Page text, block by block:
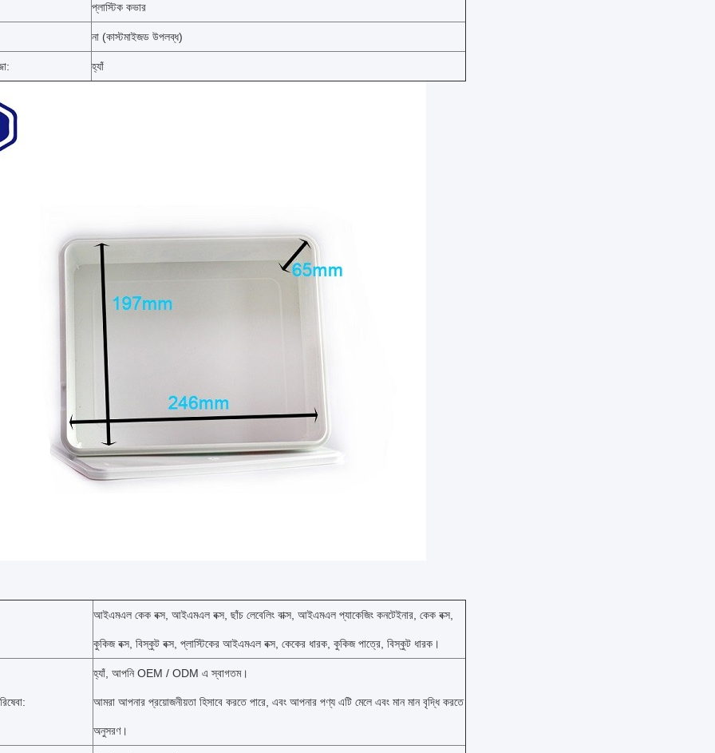
প্লাস্টিক কভার
না (কাস্টমাইজড উপলব্ধ)
হ্যাঁ
আইএমএল কেক বক্স, আইএমএল বক্স, ছাঁচ লেবেলিং বাক্স, আইএমএল প্যাকেজিং কনটেইনার, কেক বক্স,
কুকিজ বক্স, বিস্কুট বক্স, প্লাস্টিকের আইএমএল বক্স, কেকের ধারক, কুকিজ পাত্রে, বিস্কুট ধারক।
হ্যাঁ, আপনি OEM / ODM এ স্বাগতম।
আমরা আপনার প্রয়োজনীয়তা হিসাবে করতে পারে, এবং আপনার পণ্য এটি মেলে এবং মান মান বৃদ্ধি করতে
অনুসরণ।